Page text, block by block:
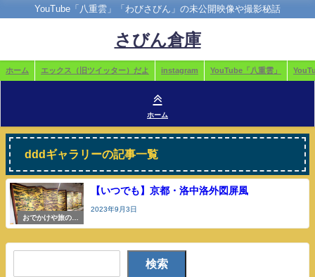
YouTube「八重雲」「わびさびん」の未公開映像や撮影秘話
さびん倉庫
ホーム エックス（旧ツイッター）だよ instagram YouTube「八重雲」
ホーム
dddギャラリーの記事一覧
おでかけや旅の参
考
【いつでも】京都・洛中洛外図屏風
2023年9月3日
検索